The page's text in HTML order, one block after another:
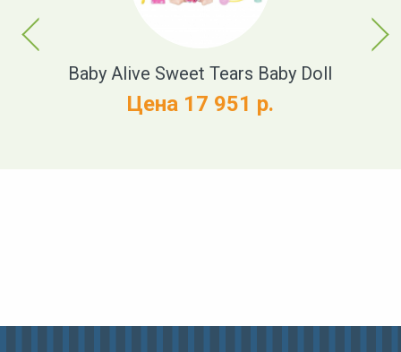
Previous
Baby Alive Sweet Tears Baby Doll
Цена 17 951 р.
Next